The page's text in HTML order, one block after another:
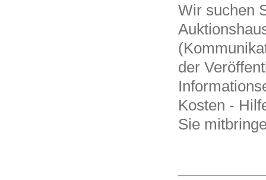
Wir suchen
der
Kosten -
Sie